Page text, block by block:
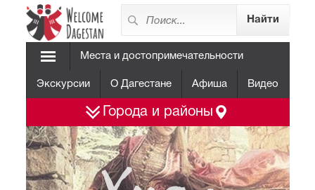
Места и достопримечательности
Экскурсии О Дагестане Афиша Видео
Города и районы